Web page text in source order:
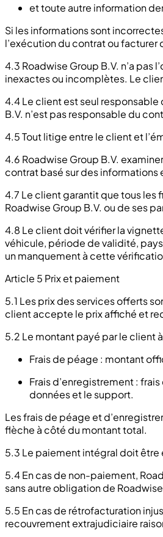
et toute autre information
Si les informations sont
l’exécution du contrat ou
4.3 Roadwise Group B.V. n’a
inexactes ou incomplètes. Le
4.4 Le client est seul
B.V. n’est pas responsable du
4.5 Tout litige entre le client et
4.6 Roadwise Group B.V.
contrat basé sur des informations
4.7 Le client garantit que tous les
Roadwise Group B.V. ou de ses
4.8 Le client doit vérifier la
véhicule, période de validité,
un manquement à cette
Article 5 Prix et paiement
5.1 Les prix des services offerts
client accepte le prix affiché et
5.2 Le montant payé par le client
Frais de péage : montant
Frais d’enregistrement :
données et le support.
Les frais de péage et
flèche à côté du montant total.
5.3 Le paiement intégral doit être
5.4 En cas de non-paiement,
sans autre obligation de
5.5 En cas de rétrofacturation
recouvrement extrajudiciaire